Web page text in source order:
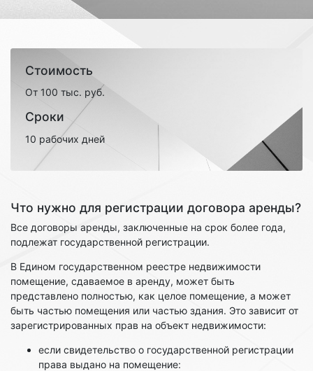
Стоимость
От 100 тыс. руб.
Сроки
10 рабочих дней
Что нужно для регистрации договора аренды?
Все договоры аренды, заключенные на срок более года,
подлежат государственной регистрации.
В Едином государственном реестре недвижимости
помещение, сдаваемое в аренду, может быть
представлено полностью, как целое помещение, а может
быть частью помещения или частью здания. Это зависит от
зарегистрированных прав на объект недвижимости:
если свидетельство о государственной регистрации
права выдано на помещение: